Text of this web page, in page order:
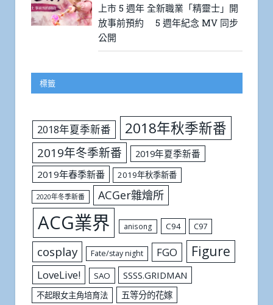
上市 5 週年 全新職業「精靈士」開
放事前預約 5 週年紀念 MV 同步
公開
標籤
2018年夏季新番 2018年秋季新番
2019年冬季新番
2019年夏季新番
2019年春季新番
2019年秋季新番
2020年冬季新番 ACGer雜燴所
ACG業界 anisong C94 C97
cosplay Fate/stay night FGO Figure
LoveLive! SAO SSSS.GRIDMAN
不起眼女主角培育法 五等分的花嫁